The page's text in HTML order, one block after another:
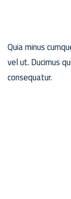
Quia minus
vel ut. Ducimus
consequatur.